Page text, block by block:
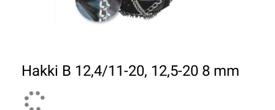
Hakki B 12,4/11-20, 12,5-20 8 mm